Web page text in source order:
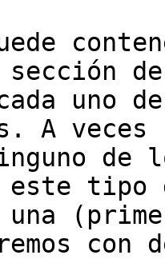
sección
uno
A
este
una
con